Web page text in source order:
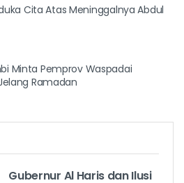
Cita Atas Meninggalnya Abdul
Minta Pemprov Waspadai
Ramadan
Gubernur Al Haris dan Ilusi